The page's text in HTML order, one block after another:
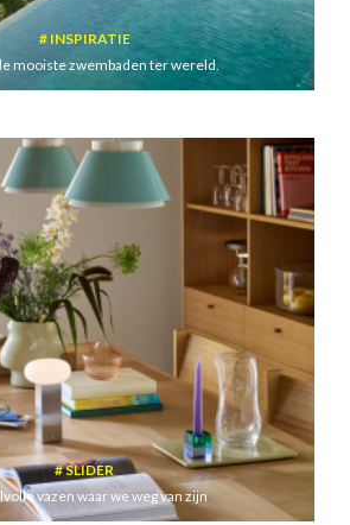
INSPIRATIE
mooiste zwembaden ter wereld.
SLIDER
vazen waar we weg van zijn